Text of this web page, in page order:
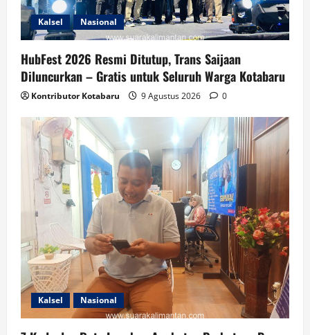
Kalsel Nasional
HubFest 2026 Resmi Ditutup, Trans Saijaan
Diluncurkan – Gratis untuk Seluruh Warga Kotabaru
Kontributor Kotabaru 9 Agustus 2026 0
Kalsel Nasional